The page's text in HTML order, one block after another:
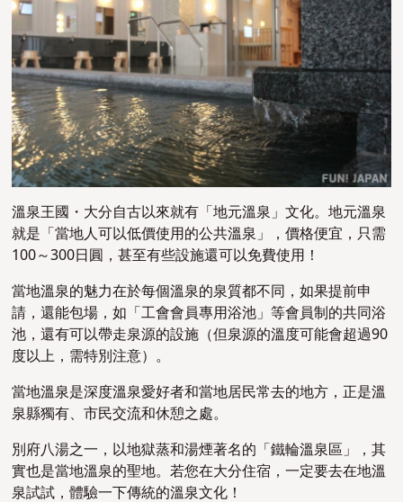
溫泉王國・大分自古以來就有「地元溫泉」文化。地元溫泉
就是「當地人可以低價使用的公共溫泉」，價格便宜，只需
100～300日圓，甚至有些設施還可以免費使用！
當地溫泉的魅力在於每個溫泉的泉質都不同，如果提前申
請，還能包場，如「工會會員專用浴池」等會員制的共同浴
池，還有可以帶走泉源的設施（但泉源的溫度可能會超過90
度以上，需特別注意）。
當地溫泉是深度溫泉愛好者和當地居民常去的地方，正是溫
泉縣獨有、市民交流和休憩之處。
別府八湯之一，以地獄蒸和湯煙著名的「鐵輪溫泉區」，其
實也是當地溫泉的聖地。若您在大分住宿，一定要去在地溫
泉試試，體驗一下傳統的溫泉文化！